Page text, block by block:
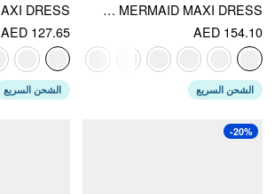
SATIN SCULPTURAL SQUARE NECK RUCHED MERMAID MAXI DRESS
AED 154.10
الشحن السريع
AED 127.65
الشحن السريع
-20%